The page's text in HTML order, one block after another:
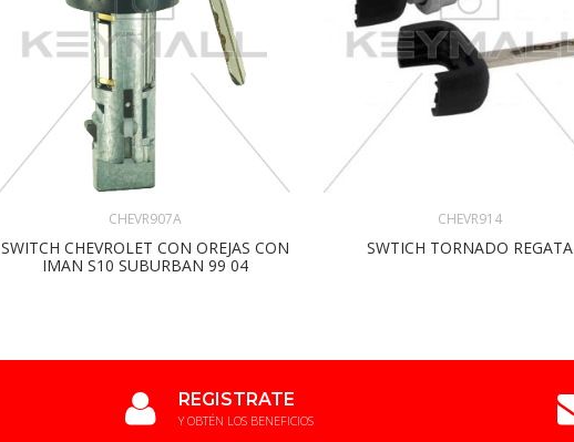
CHEVR907A
SWITCH CHEVROLET CON OREJAS CON
IMAN S10 SUBURBAN 99 04
CHEVR914
SWTICH TORNADO REGATA
REGISTRATE
Y OBTÉN LOS BENEFICIOS